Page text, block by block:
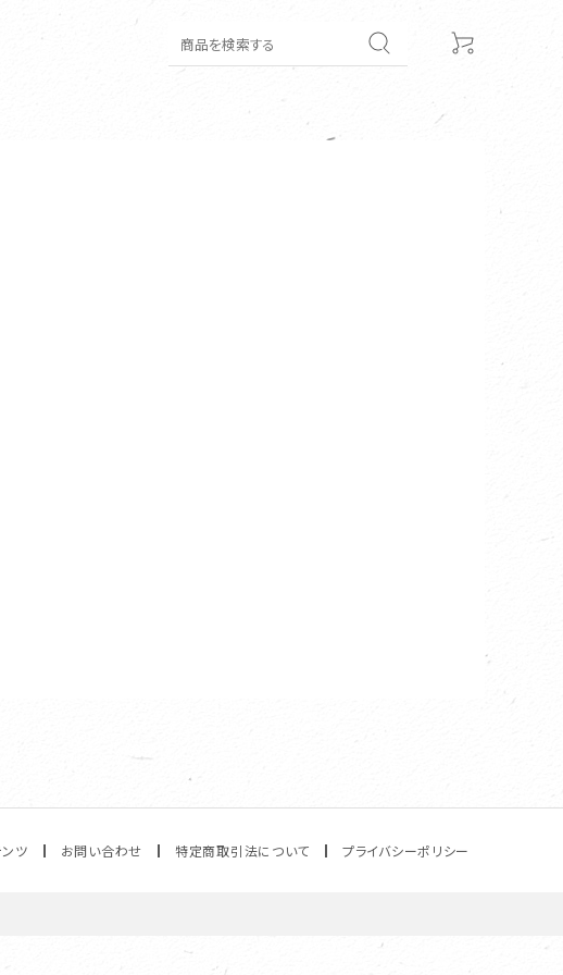
ツ お問い合わせ 特定商取引法について プライバシーポリシー